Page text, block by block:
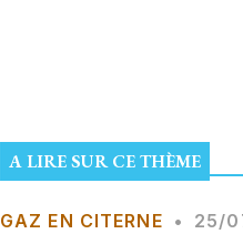
A LIRE SUR CE THÈME
GAZ EN CITERNE • 25/